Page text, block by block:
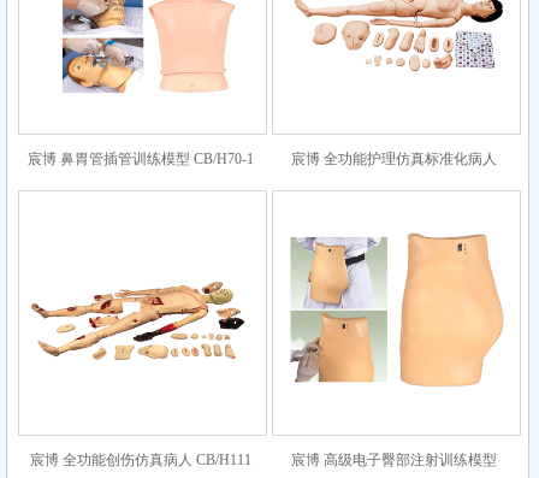
宸博 鼻胃管插管训练模型 CB/H70-1 宸博 全功能护理仿真标准化病人
CB/H120B
宸博 全功能创伤仿真病人 CB/H111 宸博 高级电子臀部注射训练模型